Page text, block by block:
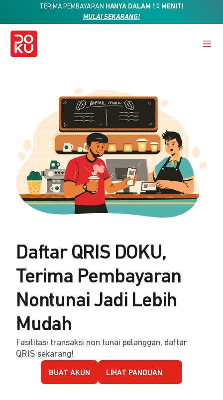
TERIMA PEMBAYARAN HANYA DALAM 10 MENIT!
MULAI SEKARANG!
Daftar QRIS DOKU,
Terima Pembayaran
Nontunai Jadi Lebih
Mudah
Fasilitasi transaksi non tunai pelanggan, daftar
QRIS sekarang!
BUAT AKUN LIHAT PANDUAN